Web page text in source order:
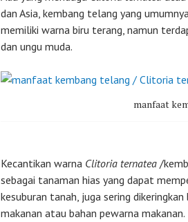
dan Asia, kembang telang yang
memiliki warna biru terang, namun
dan ungu muda.
manfaat
Kecantikan warna Clitoria ternatea /
sebagai tanaman hias yang dapat
kesuburan tanah, juga sering
makanan atau bahan pewarna makanan.